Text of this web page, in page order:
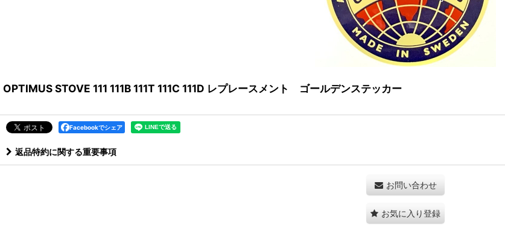
OPTIMUS STOVE 111 111B 111T 111C 111D レプレースメント ゴールデンステッカー
Facebookでシェア
返品特約に関する重要事項
お問い合わせ
お気に入り登録